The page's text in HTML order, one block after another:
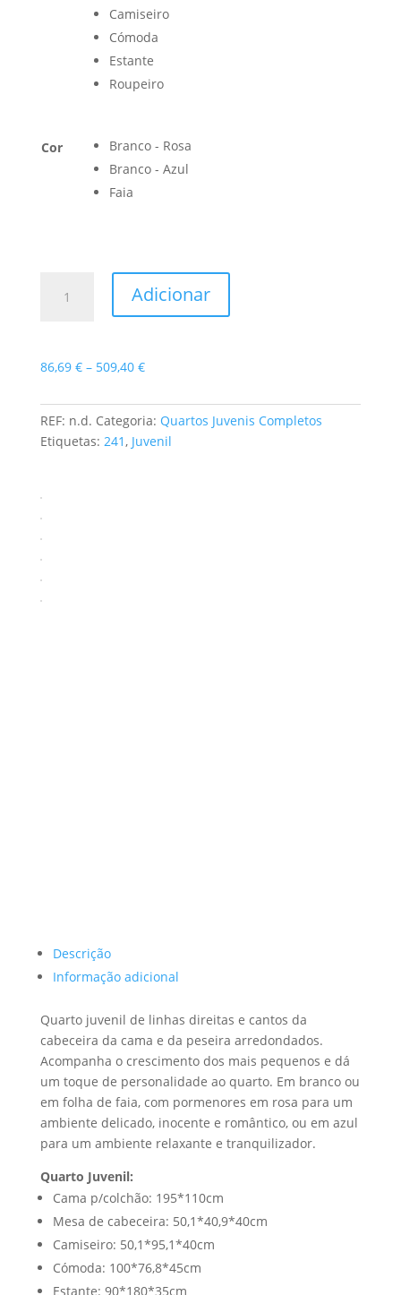
Camiseiro
Cómoda
Estante
Roupeiro
Cor
Branco - Rosa
Branco - Azul
Faia
Play
Adicionar
86,69 € – 509,40 €Price
86,69 €
through
509,40 €
REF: n.d. Categoria: Quartos Juvenis Completos
Etiquetas: 241 , Juvenil
Descrição
Informação adicional
Quarto juvenil de linhas direitas e cantos da
cabeceira da cama e da peseira arredondados.
Acompanha o crescimento dos mais pequenos e dá
um toque de personalidade ao quarto. Em branco ou
em folha de faia, com pormenores em rosa para um
ambiente delicado, inocente e romântico, ou em azul
para um ambiente relaxante e tranquilizador.
Quarto Juvenil:
Cama p/colchão: 195*110cm
Mesa de cabeceira: 50,1*40,9*40cm
Camiseiro: 50,1*95,1*40cm
Cómoda: 100*76,8*45cm
Estante: 90*180*35cm